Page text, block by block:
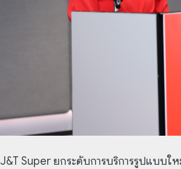
J&T Super ยกระดับการบริการรูปแบบใ